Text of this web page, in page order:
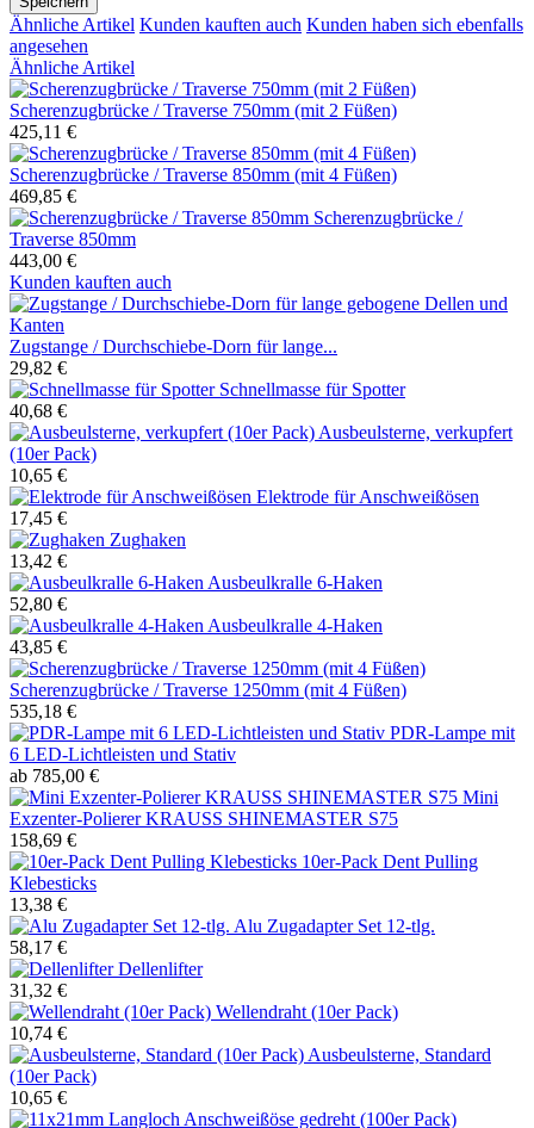
Ähnliche Artikel Kunden kauften auch Kunden haben sich ebenfalls
angesehen
Ähnliche Artikel
Scherenzugbrücke / Traverse 750mm (mit 2 Füßen)
425,11 €
Scherenzugbrücke / Traverse 850mm (mit 4 Füßen)
469,85 €
Scherenzugbrücke /
Traverse 850mm
443,00 €
Kunden kauften auch
Zugstange / Durchschiebe-Dorn für lange...
29,82 €
Schnellmasse für Spotter
40,68 €
Ausbeulsterne, verkupfert
(10er Pack)
10,65 €
Elektrode für Anschweißösen
17,45 €
Zughaken
13,42 €
Ausbeulkralle 6-Haken
52,80 €
Ausbeulkralle 4-Haken
43,85 €
Scherenzugbrücke / Traverse 1250mm (mit 4 Füßen)
535,18 €
PDR-Lampe mit
6 LED-Lichtleisten und Stativ
ab 785,00 €
Mini
Exzenter-Polierer KRAUSS SHINEMASTER S75
158,69 €
10er-Pack Dent Pulling
Klebesticks
13,38 €
Alu Zugadapter Set 12-tlg.
58,17 €
Dellenlifter
31,32 €
Wellendraht (10er Pack)
10,74 €
Ausbeulsterne, Standard
(10er Pack)
10,65 €